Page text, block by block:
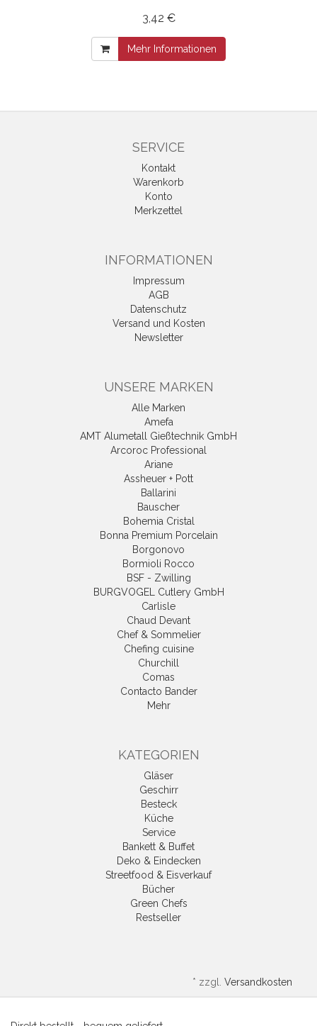
3,42 €
Mehr Informationen
SERVICE
Kontakt
Warenkorb
Konto
Merkzettel
INFORMATIONEN
Impressum
AGB
Datenschutz
Versand und Kosten
Newsletter
UNSERE MARKEN
Alle Marken
Amefa
AMT Alumetall Gießtechnik GmbH
Arcoroc Professional
Ariane
Assheuer + Pott
Ballarini
Bauscher
Bohemia Cristal
Bonna Premium Porcelain
Borgonovo
Bormioli Rocco
BSF - Zwilling
BURGVOGEL Cutlery GmbH
Carlisle
Chaud Devant
Chef & Sommelier
Chefing cuisine
Churchill
Comas
Contacto Bander
Mehr
KATEGORIEN
Gläser
Geschirr
Besteck
Küche
Service
Bankett & Buffet
Deko & Eindecken
Streetfood & Eisverkauf
Bücher
Green Chefs
Restseller
* zzgl. Versandkosten